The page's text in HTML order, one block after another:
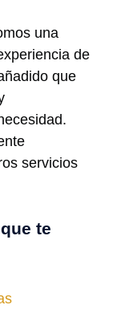
una
de
que
servicios
te